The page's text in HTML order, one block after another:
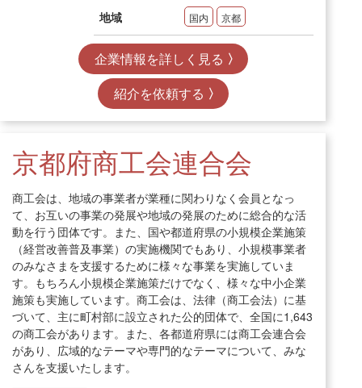
地域 国内 京都
企業情報を詳しく見る
紹介を依頼する
京都府商工会連合会
商工会は、地域の事業者が業種に関わりなく会員となっ
て、お互いの事業の発展や地域の発展のために総合的な活
動を行う団体です。また、国や都道府県の小規模企業施策
（経営改善普及事業）の実施機関でもあり、小規模事業者
のみなさまを支援するために様々な事業を実施していま
す。もちろん小規模企業施策だけでなく、様々な中小企業
施策も実施しています。商工会は、法律（商工会法）に基
づいて、主に町村部に設立された公的団体で、全国に1,643
の商工会があります。また、各都道府県には商工会連合会
があり、広域的なテーマや専門的なテーマについて、みな
さんを支援いたします。